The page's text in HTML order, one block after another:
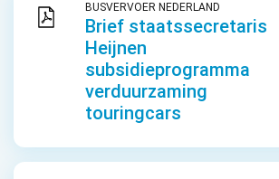
BUSVERVOER NEDERLAND
Brief staatssecretaris
Heijnen
subsidieprogramma
verduurzaming
touringcars